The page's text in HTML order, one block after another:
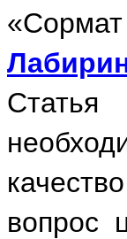
Статья
вопрос